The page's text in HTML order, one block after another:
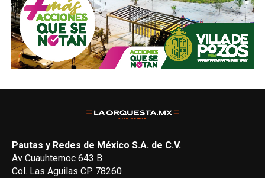
Pautas y Redes de México S.A. de C.V.
Av Cuauhtemoc 643 B
Col. Las Aguilas CP 78260